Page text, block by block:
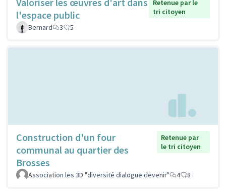
l'espace public
Retenue par le
tri citoyen
Bernard
3 5
Construction d'un four
communal au quartier des
Brosses
Retenue par
le tri citoyen
Association les 3D "diversité dialogue devenir" 4 8